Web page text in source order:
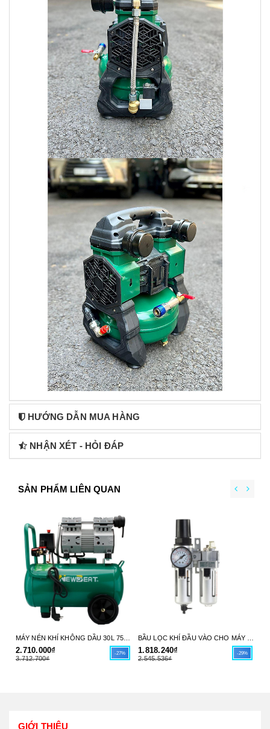
HƯỚNG DẪN MUA HÀNG
NHẬN XÉT - HỎI ĐÁP
SẢN PHẨM LIÊN QUAN
2.710.000₫
3.712.700₫
-27% 1.818.240₫
2.545.536₫
-29%
GIỚI THIỆU